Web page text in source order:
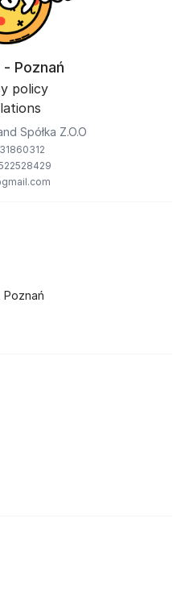
Poznań
policy
Spółka Z.O.O
Poznań